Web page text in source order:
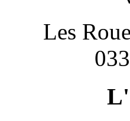
Les